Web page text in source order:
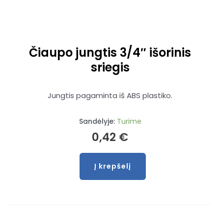
Čiaupo jungtis 3/4″ išorinis
sriegis
Jungtis pagaminta iš ABS plastiko.
Sandėlyje: Turime
0,42 €
produkto
kiekis:
Į krepšelį